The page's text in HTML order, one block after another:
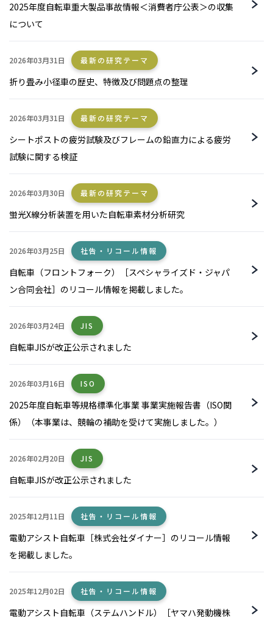
2025年度自転車重大製品事故情報＜消費者庁公表＞の収集
について
2026年03月31日 最新の研究テーマ
折り畳み小径車の歴史、特徴及び問題点の整理
2026年03月31日 最新の研究テーマ
シートポストの疲労試験及びフレームの鉛直力による疲労
試験に関する検証
2026年03月30日 最新の研究テーマ
蛍光X線分析装置を用いた自転車素材分析研究
2026年03月25日 社告・リコール情報
自転車（フロントフォーク）［スペシャライズド・ジャパ
ン合同会社］のリコール情報を掲載しました。
2026年03月24日 JIS
自転車JISが改正公示されました
2026年03月16日 ISO
2025年度自転車等規格標準化事業 事業実施報告書（ISO関
係）（本事業は、競輪の補助を受けて実施しました。）
2026年02月20日 JIS
自転車JISが改正公示されました
2025年12月11日 社告・リコール情報
電動アシスト自転車［株式会社ダイナー］のリコール情報
を掲載しました。
2025年12月02日 社告・リコール情報
電動アシスト自転車（ステムハンドル）［ヤマハ発動機株